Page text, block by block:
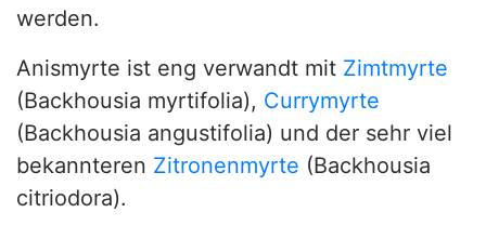
werden.
Anismyrte ist eng verwandt mit Zimtmyrte
(Backhousia myrtifolia), Currymyrte
(Backhousia angustifolia) und der sehr viel
bekannteren Zitronenmyrte (Backhousia
citriodora).